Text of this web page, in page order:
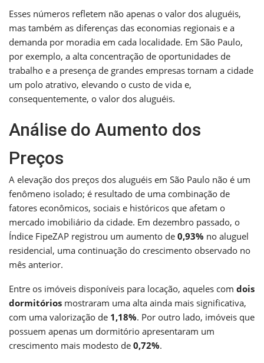
Esses números refletem não apenas o valor dos aluguéis,
mas também as diferenças das economias regionais e a
demanda por moradia em cada localidade. Em São Paulo,
por exemplo, a alta concentração de oportunidades de
trabalho e a presença de grandes empresas tornam a cidade
um polo atrativo, elevando o custo de vida e,
consequentemente, o valor dos aluguéis.
Análise do Aumento dos
Preços
A elevação dos preços dos aluguéis em São Paulo não é um
fenômeno isolado; é resultado de uma combinação de
fatores econômicos, sociais e históricos que afetam o
mercado imobiliário da cidade. Em dezembro passado, o
Índice FipeZAP registrou um aumento de 0,93% no aluguel
residencial, uma continuação do crescimento observado no
mês anterior.
Entre os imóveis disponíveis para locação, aqueles com dois
dormitórios mostraram uma alta ainda mais significativa,
com uma valorização de 1,18%. Por outro lado, imóveis que
possuem apenas um dormitório apresentaram um
crescimento mais modesto de 0,72%.